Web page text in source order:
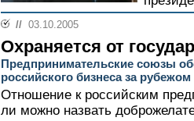
// 03.10.2005
Охраняется от
Предпринимательские союзы
российского бизнеса за рубежом
Отношение к российским
ли можно назвать